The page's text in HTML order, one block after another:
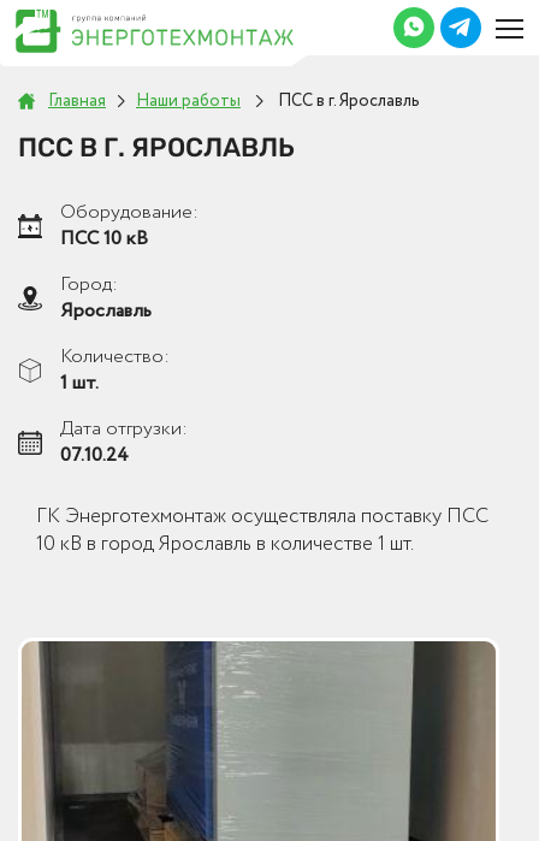
Главная Наши работы ПСС в г. Ярославль
ПСС В Г. ЯРОСЛАВЛЬ
Оборудование:
ПСС 10 кВ
Город:
Ярославль
Количество:
1 шт.
Дата отгрузки:
07.10.24
ГК Энерготехмонтаж осуществляла поставку ПСС
10 кВ в город Ярославль в количестве 1 шт.